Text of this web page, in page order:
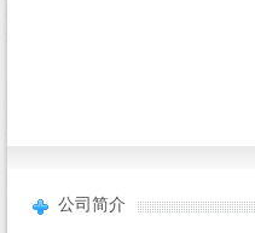
公司简介